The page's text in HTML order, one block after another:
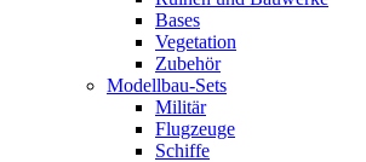
Bases
Vegetation
Zubehör
Modellbau-Sets
Militär
Flugzeuge
Schiffe